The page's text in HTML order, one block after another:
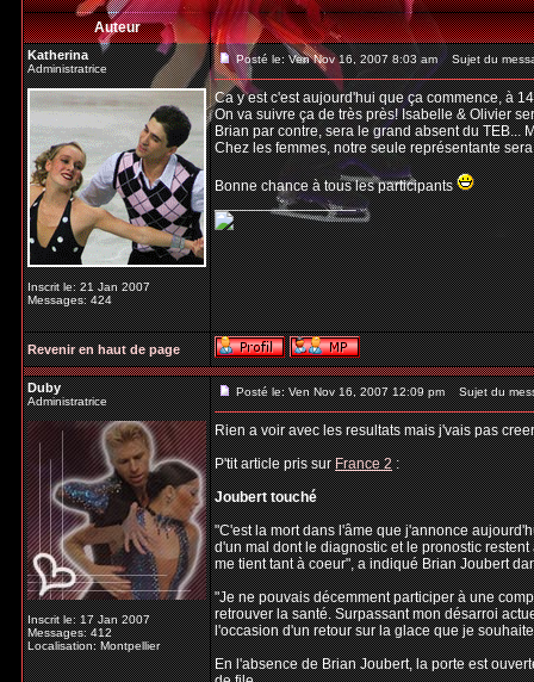
Auteur
Katherina
Administratrice
Inscrit le: 21 Jan 2007
Messages: 424
Posté le: Ven Nov 16, 2007 8:03 am Sujet du
Ca y est c'est aujourd'hui que ça commence, à
On va suivre ça de très près! Isabelle & Olivier
Brian par contre, sera le grand absent du TEB...
Chez les femmes, notre seule représentante
Bonne chance à tous les participants
_________________
Revenir en haut de page
Duby
Administratrice
Inscrit le: 17 Jan 2007
Messages: 412
Localisation: Montpellier
Posté le: Ven Nov 16, 2007 12:09 pm Sujet du
Rien a voir avec les resultats mais j'vais pas
P'tit article pris surFrance 2:
Joubert touché
"C'est la mort dans l'âme que j'annonce
d'un mal dont le diagnostic et le pronostic
me tient tant à coeur", a indiqué Brian Joubert
"Je ne pouvais décemment participer à une
retrouver la santé. Surpassant mon désarroi
l'occasion d'un retour sur la glace que je
En l'absence de Brian Joubert, la porte est